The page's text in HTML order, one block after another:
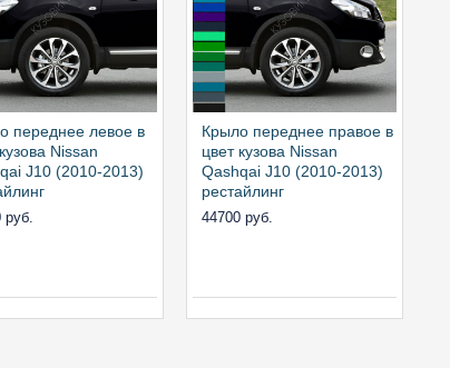
переднее левое в
Nissan
J10 (2010-2013)
руб.
Крыло переднее правое в
цвет кузова Nissan
Qashqai J10 (2010-2013)
рестайлинг
44700 руб.